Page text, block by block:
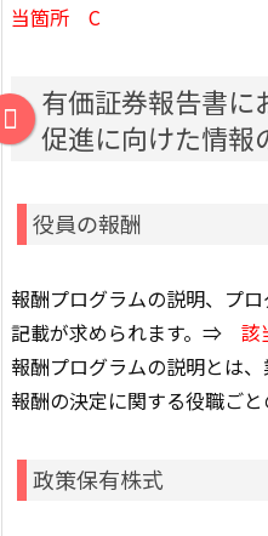
当箇所 C
有価証券報告書に
促進に向けた情報
役員の報酬
報酬プログラムの説明、プ
記載が求められます。⇒
報酬プログラムの説明とは
報酬の決定に関する役職ごと
政策保有株式